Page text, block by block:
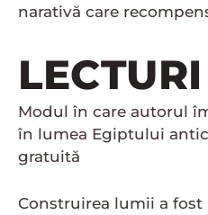
narativă care
Modul în care autorul
în lumea Egiptului
gratuită
Construirea lumii a